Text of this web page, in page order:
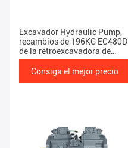
Excavador Hydraulic Pump,
recambios de 196KG EC480D
de la retroexcavadora de
K5V200DTH-9N2Y
Consiga el mejor precio